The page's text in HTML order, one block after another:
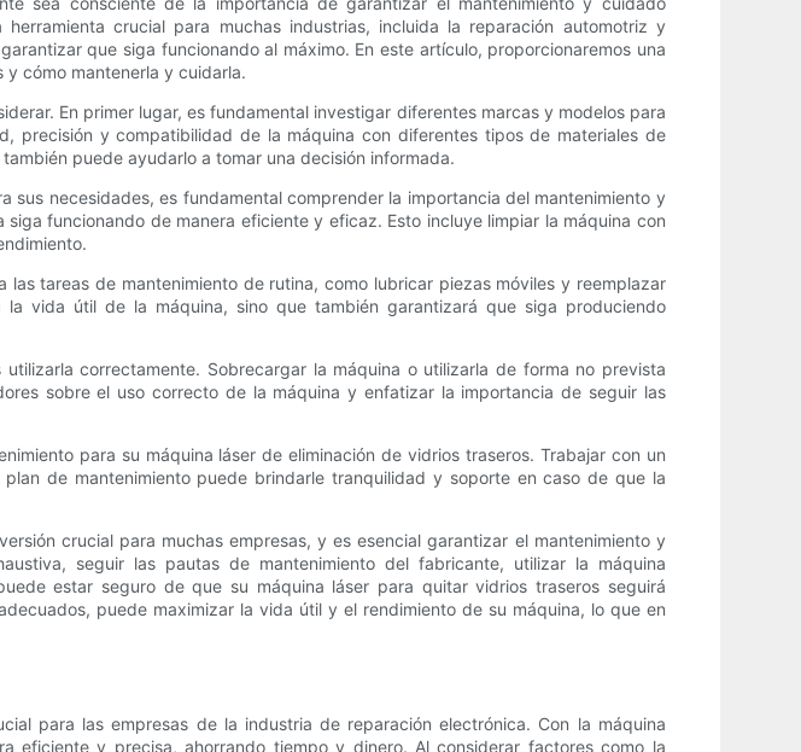
crucial para muchas industrias, incluida la reparación automotriz y
que siga funcionando al máximo. En este artículo, proporcionaremos una
cómo mantenerla y cuidarla.
En primer lugar, es fundamental investigar diferentes marcas y modelos para
precisión y compatibilidad de la máquina con diferentes tipos de materiales de
puede ayudarlo a tomar una decisión informada.
necesidades, es fundamental comprender la importancia del mantenimiento y
funcionando de manera eficiente y eficaz. Esto incluye limpiar la máquina con
tareas de mantenimiento de rutina, como lubricar piezas móviles y reemplazar
vida útil de la máquina, sino que también garantizará que siga produciendo
correctamente. Sobrecargar la máquina o utilizarla de forma no prevista
sobre el uso correcto de la máquina y enfatizar la importancia de seguir las
para su máquina láser de eliminación de vidrios traseros. Trabajar con un
de mantenimiento puede brindarle tranquilidad y soporte en caso de que la
crucial para muchas empresas, y es esencial garantizar el mantenimiento y
seguir las pautas de mantenimiento del fabricante, utilizar la máquina
estar seguro de que su máquina láser para quitar vidrios traseros seguirá
puede maximizar la vida útil y el rendimiento de su máquina, lo que en
para las empresas de la industria de reparación electrónica. Con la máquina
y precisa, ahorrando tiempo y dinero. Al considerar factores como la